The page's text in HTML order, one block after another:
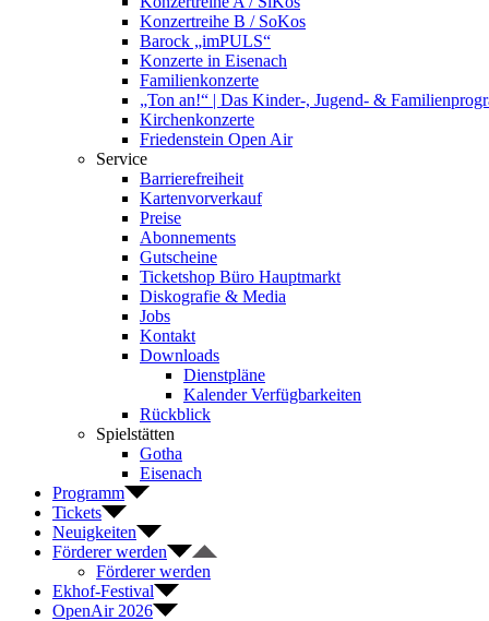
Konzertreihe B / SoKos
Barock „imPULS“
Konzerte in Eisenach
Familienkonzerte
„Ton an!“ | Das Kinder-, Jugend- &
Kirchenkonzerte
Friedenstein Open Air
Service
Barrierefreiheit
Kartenvorverkauf
Preise
Abonnements
Gutscheine
Ticketshop Büro Hauptmarkt
Diskografie & Media
Jobs
Kontakt
Downloads
Dienstpläne
Kalender Verfügbarkeiten
Rückblick
Spielstätten
Gotha
Eisenach
Programm
Tickets
Neuigkeiten
Förderer werden
Förderer werden
Ekhof-Festival
OpenAir 2026